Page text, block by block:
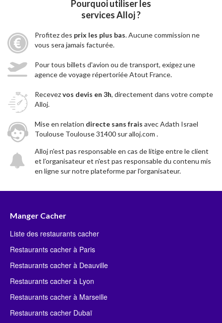
Pourquoi utiliser les
services Alloj ?
Profitez des prix les plus bas. Aucune commission ne
vous sera jamais facturée.
Pour tous billets d'avion ou de transport, exigez une
agence de voyage répertoriée Atout France.
Recevezvos devis en 3h, directement dans votre compte
Alloj.
Mise en relation directe sans frais avec Adath Israel
Toulouse Toulouse 31400 sur alloj.com .
Alloj n'est pas responsable en cas de litige entre le client
et l’organisateur et n'est pas responsable du contenu mis
en ligne sur notre plateforme par l'organisateur.
Manger Cacher
Liste des restaurants cacher
Restaurants cacher à Paris
Restaurants cacher à Deauville
Restaurants cacher à Lyon
Restaurants cacher à Marseille
Restaurants cacher Dubaï